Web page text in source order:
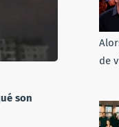
son
de